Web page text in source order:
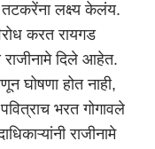
लक्ष्य केलंय.
करत रायगड
राजीनामे दिले आहेत.
घोषणा होत नाही,
भरत गोगावले
राजीनामे